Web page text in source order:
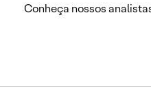
Conheça nossos